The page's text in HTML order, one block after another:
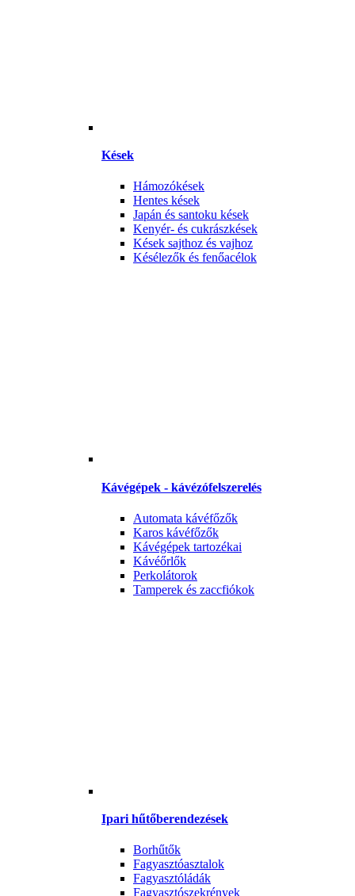
Kések
Hámozókések
Hentes kések
Japán és santoku kések
Kenyér- és cukrászkések
Kések sajthoz és vajhoz
Késélezők és fenőacélok
Kávégépek - kávézófelszerelés
Automata kávéfőzők
Karos kávéfőzők
Kávégépek tartozékai
Kávéőrlők
Perkolátorok
Tamperek és zaccfiókok
Ipari hűtőberendezések
Borhűtők
Fagyasztóasztalok
Fagyasztóládák
Fagyasztószekrények